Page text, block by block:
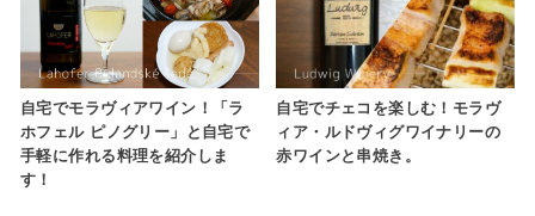
自宅でモラヴィアワイン！「ラ
ホフェル ピノグリー」と自宅で
手軽に作れる料理を紹介しま
す！
自宅でチェコを楽しむ！モラヴ
ィア・ルドヴィグワイナリーの
赤ワインと串焼き。